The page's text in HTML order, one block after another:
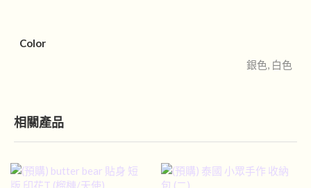
Color
銀色, 白色
相關產品